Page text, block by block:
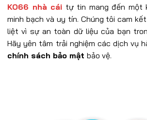
KO66 nhà cái tự tin mang đến một
minh bạch và uy tín. Chúng tôi cam
liệt vì sự an toàn dữ liệu của bạn
Hãy yên tâm trải nghiệm các dịch vụ
chính sách bảo mật bảo vệ.